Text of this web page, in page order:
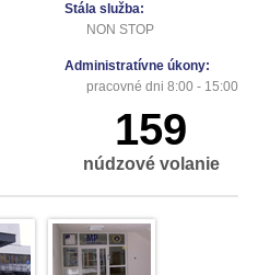
Stála služba:
NON STOP
Administratívne úkony:
pracovné dni 8:00 - 15:00
159
núdzové volanie